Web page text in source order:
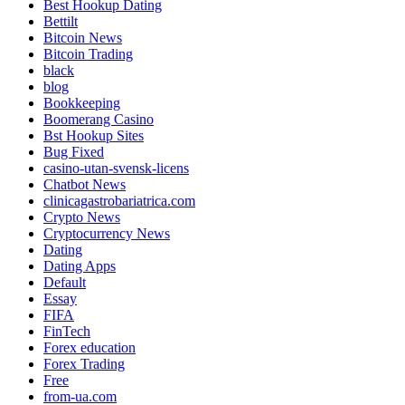
Best Hookup Dating
Bettilt
Bitcoin News
Bitcoin Trading
black
blog
Bookkeeping
Boomerang Casino
Bst Hookup Sites
Bug Fixed
casino-utan-svensk-licens
Chatbot News
clinicagastrobariatrica.com
Crypto News
Cryptocurrency News
Dating
Dating Apps
Default
Essay
FIFA
FinTech
Forex education
Forex Trading
Free
from-ua.com